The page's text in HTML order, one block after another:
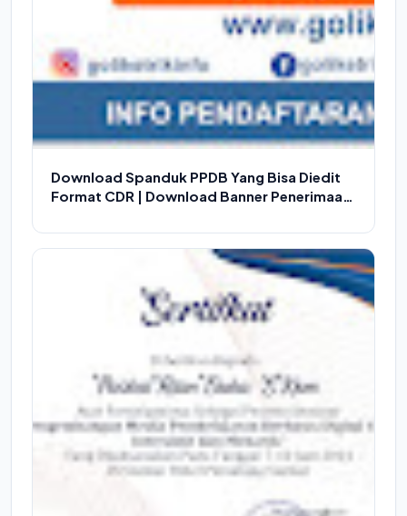
Download Spanduk PPDB Yang Bisa Diedit
Format CDR | Download Banner Penerimaan